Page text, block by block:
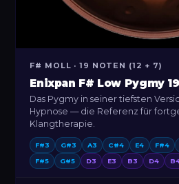
F# MOLL · 19 NOTEN (12 + 7)
Enixpan F# Low Pygmy
Das Pygmy in seiner tiefsten
Hypnose — die Referenz für
Klangtherapie.
F#3 G#3 A3 C#4 E4 F#4
F#5 G#5 D3 E3 B3 D4